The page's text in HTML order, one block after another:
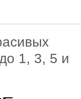
1, 3, 5 и